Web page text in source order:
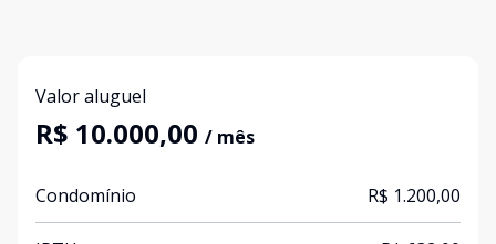
Valor aluguel
R$ 10.000,00 / mês
Condomínio R$ 1.200,00